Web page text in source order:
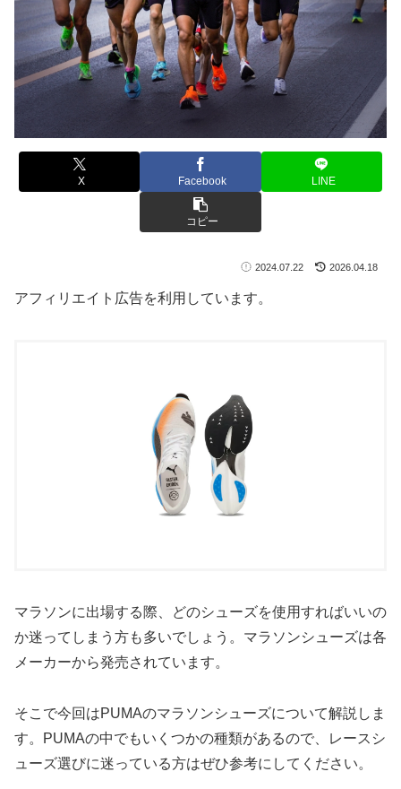
X Facebook LINE
コピー
2024.07.22 2026.04.18
アフィリエイト広告を利用しています。
マラソンに出場する際、どのシューズを使用すればいいの
か迷ってしまう方も多いでしょう。マラソンシューズは各
メーカーから発売されています。
そこで今回はPUMAのマラソンシューズについて解説しま
す。PUMAの中でもいくつかの種類があるので、レースシ
ューズ選びに迷っている方はぜひ参考にしてください。